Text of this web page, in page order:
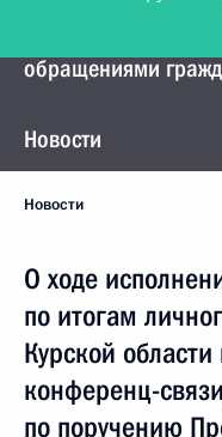
Управление
обращениями
Новости
Новости
О ходе
по итогам
Курской
конференц-
по поручению